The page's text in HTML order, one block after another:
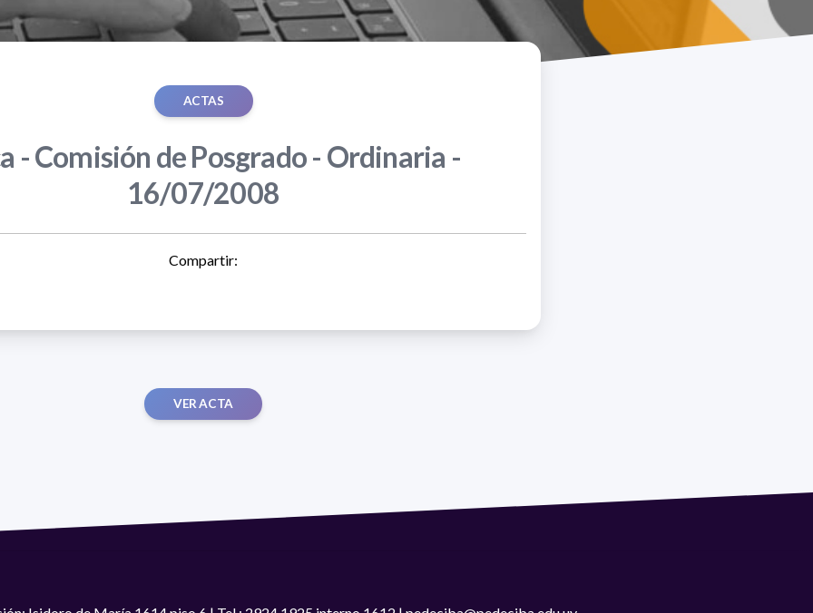
ACTAS
- Comisión de Posgrado - Ordinaria -
16/07/2008
Compartir:
VER ACTA